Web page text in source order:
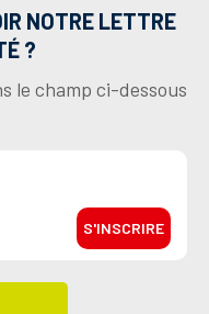
NOTRE LETTRE
?
le champ ci-dessous
S'INSCRIRE